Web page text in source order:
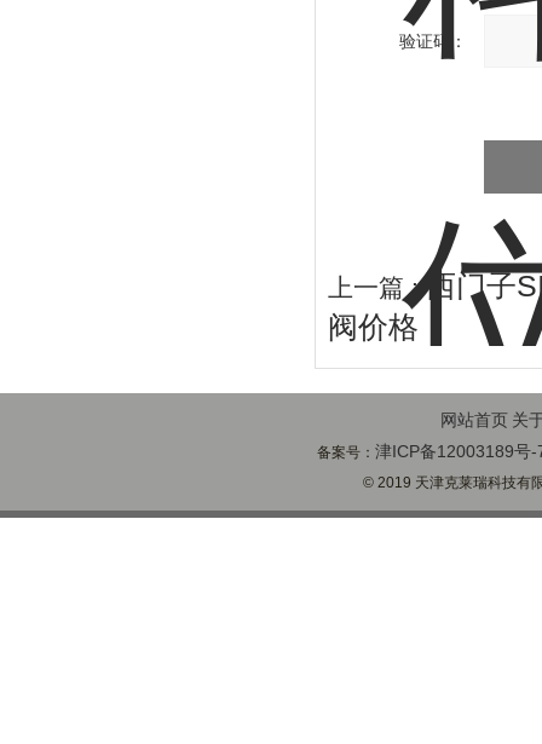
验证码：
上一篇 :西门子
阀价格
网站首页 关
备案号：津ICP备12003189号-
© 2019 天津克莱瑞科技有